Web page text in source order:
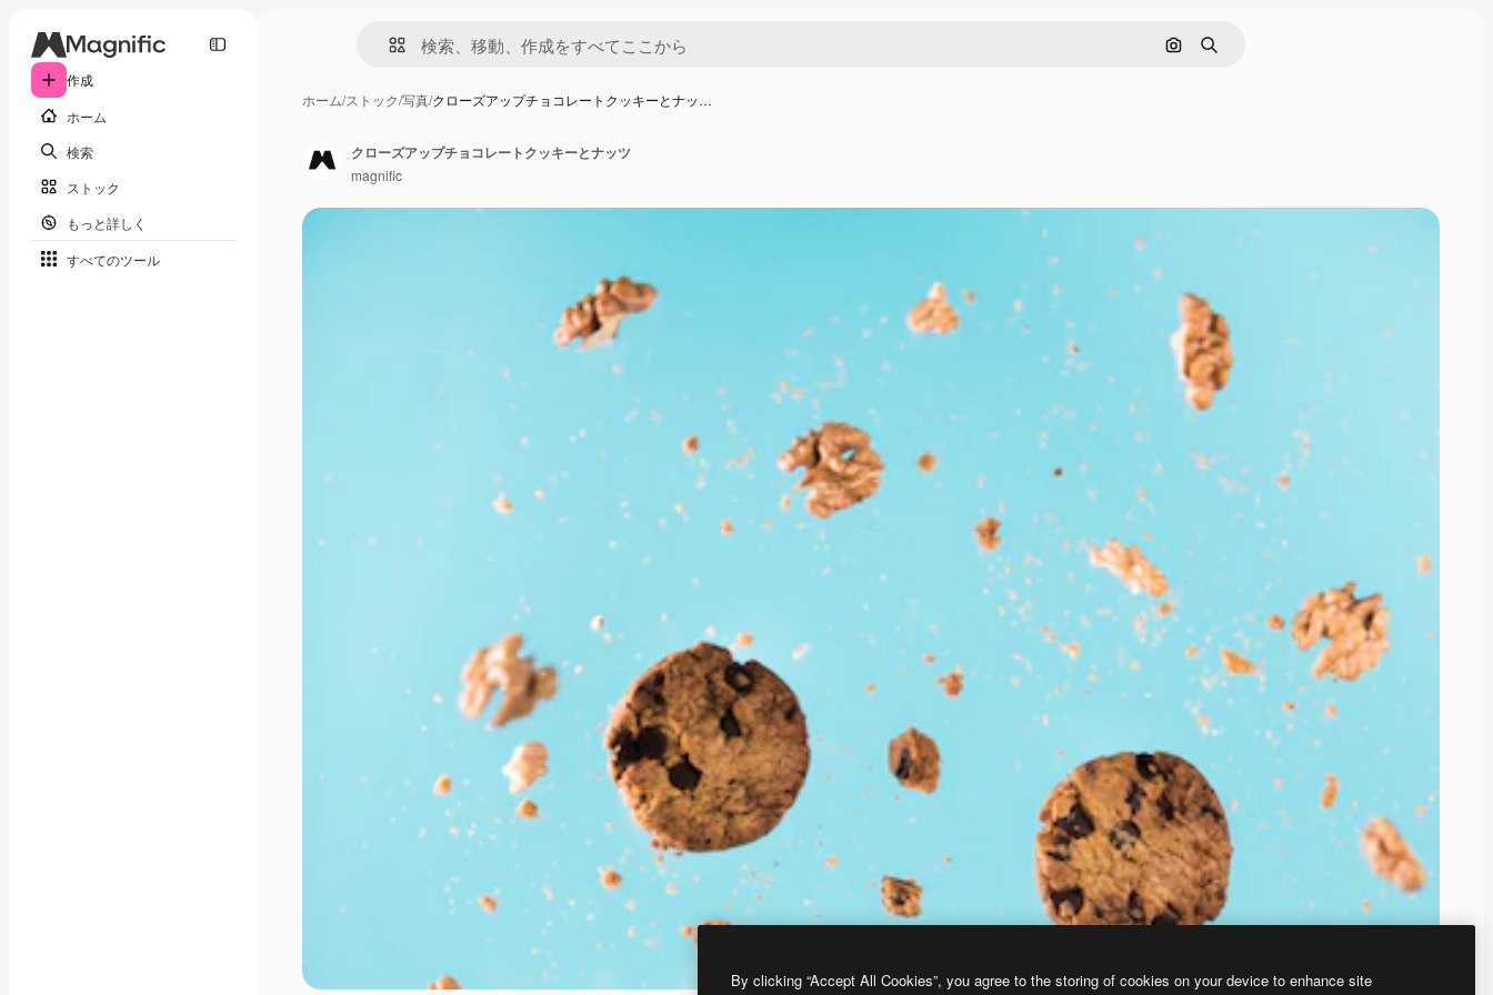
作成
ホーム
検索
ストック
もっと詳しく
すべてのツール
画像で検索
検索
ホーム/ストック/写真/クローズアップチョコレートクッキーとナッ…
クローズアップチョコレートクッキーとナッツ
magnific
By clicking “Accept All Cookies”, you agree to the storing of cookies on your device to enhance site